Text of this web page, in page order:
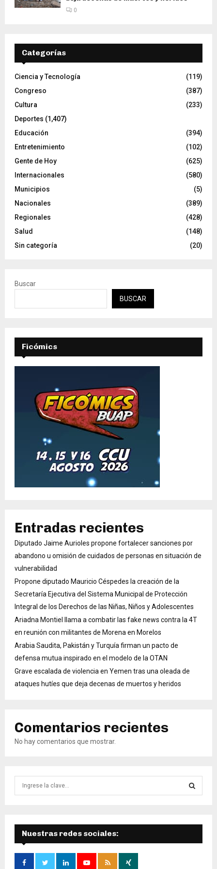
0
Categorías
Ciencia y Tecnología
(119)
Congreso
(387)
Cultura
(233)
Deportes (1,407)
Educación
(394)
Entretenimiento
(102)
Gente de Hoy
(625)
Internacionales
(580)
Municipios
(5)
Nacionales
(389)
Regionales
(428)
Salud
(148)
Sin categoría
(20)
Buscar
BUSCAR
Ficómics
Entradas recientes
Diputado Jaime Aurioles propone fortalecer sanciones por
abandono u omisión de cuidados de personas en situación de
vulnerabilidad
Propone diputado Mauricio Céspedes la creación de la
Secretaría Ejecutiva del Sistema Municipal de Protección
Integral de los Derechos de las Niñas, Niños y Adolescentes
Ariadna Montiel llama a combatir las fake news contra la 4T
en reunión con militantes de Morena en Morelos
Arabia Saudita, Pakistán y Turquía firman un pacto de
defensa mutua inspirado en el modelo de la OTAN
Grave escalada de violencia en Yemen tras una oleada de
ataques hutíes que deja decenas de muertos y heridos
Comentarios recientes
No hay comentarios que mostrar.
d
a
Ú
S
Nuestras redes sociales: